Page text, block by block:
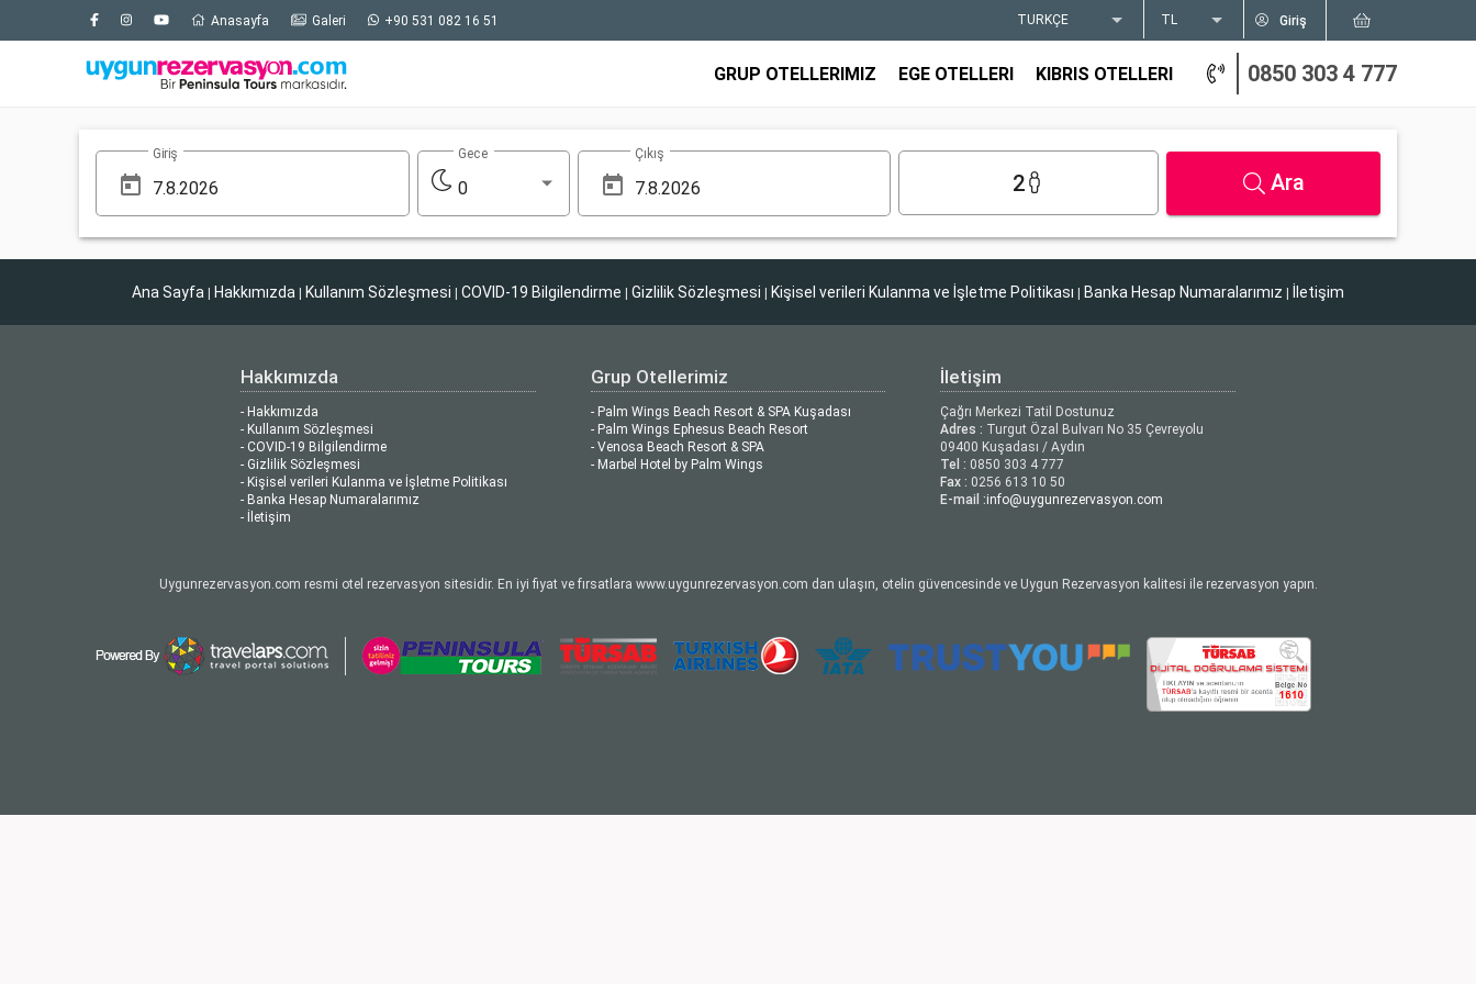
Anasayfa Galeri +90 531 082 16 51 TÜRKÇE TL Giriş
GRUP OTELLERIMIZ EGE OTELLERI KIBRIS OTELLERI 0850 303 4 777
Giriş
0
Gece Çıkış
2 Ara
Ana Sayfa | Hakkımızda | Kullanım Sözleşmesi | COVID-19 Bilgilendirme | Gizlilik Sözleşmesi | Kişisel verileri Kulanma ve İşletme Politikası | Banka Hesap Numaralarımız | İletişim
Hakkımızda
- Hakkımızda
- Kullanım Sözleşmesi
- COVID-19 Bilgilendirme
- Gizlilik Sözleşmesi
- Kişisel verileri Kulanma ve İşletme Politikası
- Banka Hesap Numaralarımız
- İletişim
Grup Otellerimiz
- Palm Wings Beach Resort & SPA Kuşadası
- Palm Wings Ephesus Beach Resort
- Venosa Beach Resort & SPA
- Marbel Hotel by Palm Wings
İletişim
Çağrı Merkezi Tatil Dostunuz
Adres : Turgut Özal Bulvarı No 35 Çevreyolu
09400 Kuşadası / Aydın
Tel : 0850 303 4 777
Fax : 0256 613 10 50
E-mail :info@uygunrezervasyon.com
Uygunrezervasyon.com resmi otel rezervasyon sitesidir. En iyi fiyat ve fırsatlara www.uygunrezervasyon.com dan ulaşın, otelin güvencesinde ve Uygun Rezervasyon kalitesi ile rezervasyon yapın.